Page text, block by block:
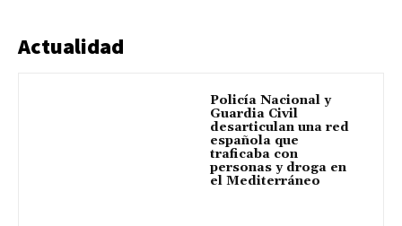
Actualidad
Policía Nacional y
Guardia Civil
desarticulan una red
española que
traficaba con
personas y droga en
el Mediterráneo